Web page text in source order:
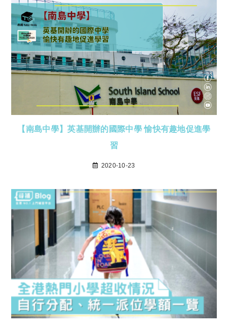
【南島中學】英基開辦的國際中學 愉快有趣地促進學
習
2020-10-23